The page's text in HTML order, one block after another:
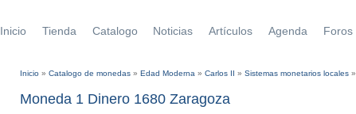
Inicio Tienda Catalogo Noticias Artículos Agenda Foros
Inicio » Catalogo de monedas » Edad Moderna » Carlos II » Sistemas monetarios locales »
Moneda 1 Dinero 1680 Zaragoza